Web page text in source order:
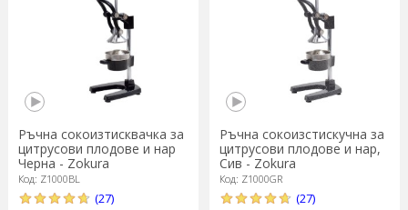
Ръчна сокоизтисквачка за
цитрусови плодове и нар
Черна - Zokura
Код: Z1000BL
(27)
Ръчна сокоизстискучна за
цитрусови плодове и нар,
Сив - Zokura
Код: Z1000GR
(27)